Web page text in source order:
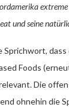
extreme
und seine
Sprichwort,
Foods
Die
ohnehin die